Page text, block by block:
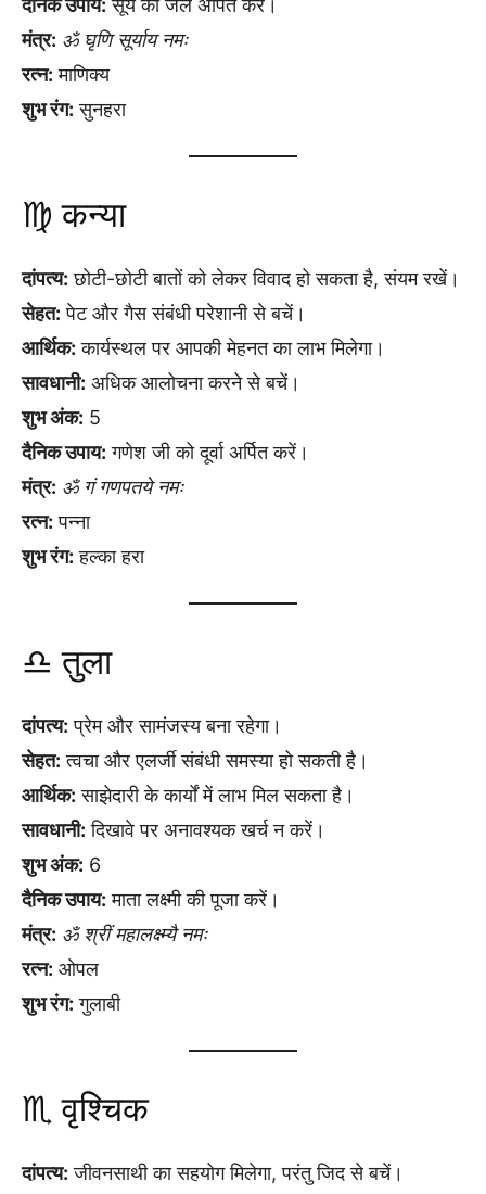
दैनिक उपाय: सूर्य को जल अर्पित करें।
मंत्र: ॐ घृणि सूर्याय नमः
रत्न: माणिक्य
शुभ रंग: सुनहरा
♍ कन्या
दांपत्य: छोटी-छोटी बातों को लेकर विवाद हो सकता है, संयम रखें।
सेहत: पेट और गैस संबंधी परेशानी से बचें।
आर्थिक: कार्यस्थल पर आपकी मेहनत का लाभ मिलेगा।
सावधानी: अधिक आलोचना करने से बचें।
शुभ अंक: 5
दैनिक उपाय: गणेश जी को दूर्वा अर्पित करें।
मंत्र: ॐ गं गणपतये नमः
रत्न: पन्ना
शुभ रंग: हल्का हरा
♎ तुला
दांपत्य: प्रेम और सामंजस्य बना रहेगा।
सेहत: त्वचा और एलर्जी संबंधी समस्या हो सकती है।
आर्थिक: साझेदारी के कार्यों में लाभ मिल सकता है।
सावधानी: दिखावे पर अनावश्यक खर्च न करें।
शुभ अंक: 6
दैनिक उपाय: माता लक्ष्मी की पूजा करें।
मंत्र: ॐ श्रीं महालक्ष्म्यै नमः
रत्न: ओपल
शुभ रंग: गुलाबी
♏ वृश्चिक
दांपत्य: जीवनसाथी का सहयोग मिलेगा, परंतु जिद से बचें।